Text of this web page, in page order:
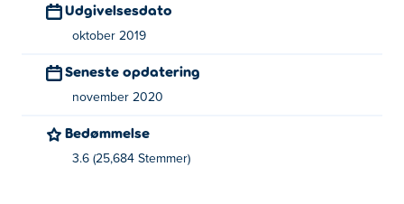
Udgivelsesdato
oktober 2019
Seneste opdatering
november 2020
Bedømmelse
3.6 (25,684 Stemmer)